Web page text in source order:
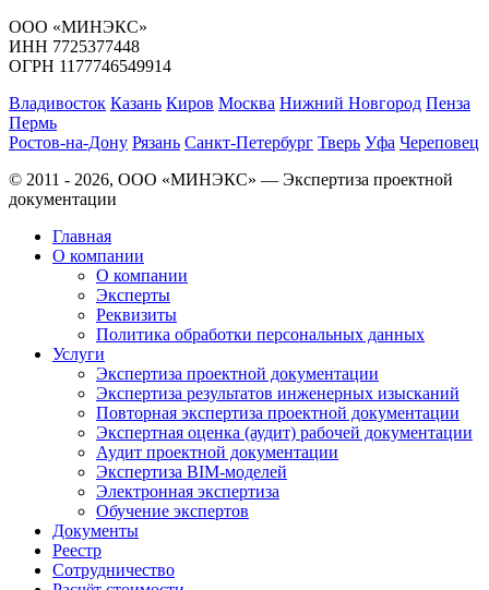
ООО «МИНЭКС»
ИНН 7725377448
ОГРН 1177746549914
Владивосток Казань Киров Москва Нижний Новгород Пенза
Пермь
Ростов-на-Дону Рязань Санкт-Петербург Тверь Уфа Череповец
© 2011 - 2026, ООО «МИНЭКС» — Экспертиза проектной
документации
Главная
О компании
О компании
Эксперты
Реквизиты
Политика обработки персональных данных
Услуги
Экспертиза проектной документации
Экспертиза результатов инженерных изысканий
Повторная экспертиза проектной документации
Экспертная оценка (аудит) рабочей документации
Аудит проектной документации
Экспертиза BIM-моделей
Электронная экспертиза
Обучение экспертов
Документы
Реестр
Сотрудничество